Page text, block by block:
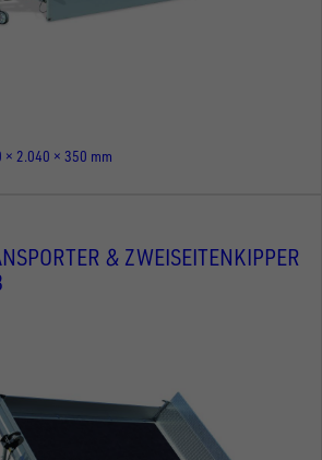
× 2.040 × 350 mm
& ZWEISEITENKIPPER